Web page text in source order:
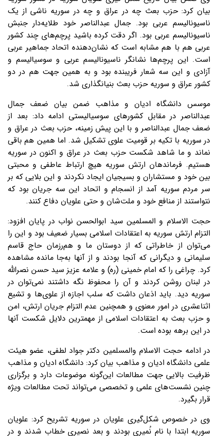
بیان کرد: حزب بعث چه در عراق و چه در سوریه ناشی از یک
ناسیونالیسم عربی بود. جمال عبدالناصر خود طلایه‌دار جنبش
ناسیونالیسم عربی بود. اگر دقت کرده باشید پرچم‌های چند کشور
عربی هم با هم مشابه است که نشان‌دهنده اتحاد جماهیر عربی
است. این پرچم‌ها نشانگر ناسیونالیسم عربی و سوسیالیسم و
آزادی و این سه شعار فریبنده بود و به همین جهت هم در دو
کشور عراق و سوریه حزب بعث بنیانگذاری شد.
موسس دانشگاه ادیان و مذاهب ضمن بیان ضعف جمال
عبدالناصر در مقابل کشورهای سوسیالیستی ادامه داد: بعد از
ضعف جمال عبدالناصر و با این پیش زمینه، حزب بعث در عراق و
در سوریه با تکیه بر قومیت علوی تشکیل شد. اما همین هم باقی
نماند و ما شاهد شکست حزب بعث در عراق و اکنون در سوریه
هستیم. فرماندهان ارتش سوریه هیچ ارتباط عاطفی و محبتی
بین خود و مستشاران و بسیجیان ایجاد نکردند و این بلایی که بر
سر مردم سوریه آمد از انسجام و اتحاد این سه جریان بود که
نتواستند از منافع خود و ملت‌شان و حتی علویان دفاع کنند.
حجت الاسلام و المسلمین سید ابوالحسن نواب در پایان افزود:
التزام ارتش سوریه به اعتقادات اسلامی بسیار ضعیف بود و این را
می‌توان از خاطراتی که از دوستان ما و هم‌رزمان حاج قاسم
سلیمانی و دیگرانی که آنجا بودند و از آنها به‌جا مانده مشاهده
کرد. چراغی را که امام خمینی (ره) و علامه عزیز سید حسن نصرالله
در لبنان روشن کردند و آن را محفوظ نگه داشتند نمی‌توان در
سوریه دید. باید اذعان داشت که سلب اجازه از علوی‌ها و تشیع
اثناعشری در امور معنوی و همچنین عدم التزام جریان ارتش، امن
و حزب بعث به اعتقادات اسلامی از مهمترین دلایل شکست آنها
در این برهه بوده است.
در ادامه حجت الاسلام والمسلمین دکتر جواد لطفی، عضو هیئت
علمی دانشگاه ادیان و مذاهب بیان کرد: دانشگاه ادیان و مذاهب
ظرفیت بالایی جهت مطالعات این‌گونه موضوعات دارد و برگزاری
چنین نشست‌های علمی و تخصصی می‌تواند تحت مطالعات ویژه
قرار بگیرد.
وی در خصوص شکل‌گیری علویان در سوریه تشریح کرد: علویان
سوریه ابتدا با نام نُمیری بودند و بعد نصیری خطاب شدند و در